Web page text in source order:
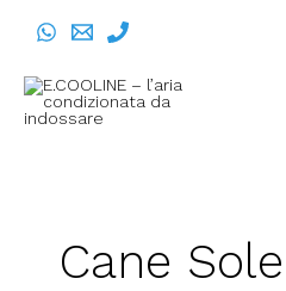
contenuto
Cane Sole